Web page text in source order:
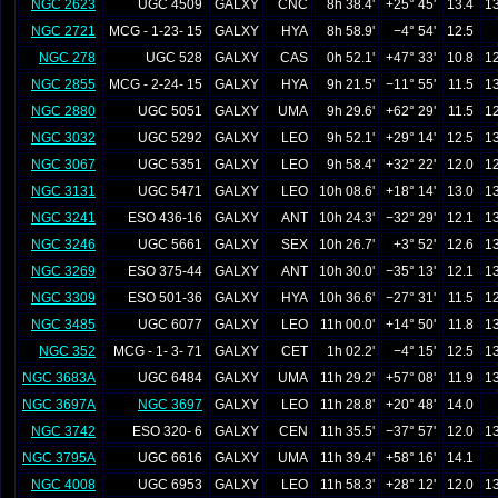
NGC 2623 UGC 4509 GALXY CNC 8h 38.4' +25° 45' 13.4
NGC 2721
MCG - 1-23- 15 GALXY HYA 8h 58.9' −4° 54'
12.5
NGC 278
UGC 528 GALXY CAS 0h 52.1' +47° 33' 10.8
NGC 2855
MCG - 2-24- 15 GALXY HYA 9h 21.5' −11° 55' 11.5
NGC 2880
UGC 5051 GALXY UMA 9h 29.6' +62° 29' 11.5
NGC 3032
UGC 5292 GALXY LEO 9h 52.1' +29° 14' 12.5
NGC 3067
UGC 5351 GALXY LEO 9h 58.4' +32° 22' 12.0
NGC 3131
UGC 5471 GALXY LEO 10h 08.6' +18° 14' 13.0
NGC 3241
ESO 436-16 GALXY ANT 10h 24.3' −32° 29' 12.1
NGC 3246
UGC 5661 GALXY SEX 10h 26.7' +3° 52' 12.6
NGC 3269
ESO 375-44 GALXY ANT 10h 30.0' −35° 13' 12.1
NGC 3309
ESO 501-36 GALXY HYA 10h 36.6' −27° 31' 11.5
NGC 3485
UGC 6077 GALXY LEO 11h 00.0' +14° 50' 11.8
NGC 352
MCG - 1- 3- 71 GALXY CET 1h 02.2' −4° 15' 12.5
NGC 3683A
UGC 6484 GALXY UMA 11h 29.2' +57° 08' 11.9
NGC 3697A
NGC 3697 GALXY LEO 11h 28.8' +20° 48'
14.0
NGC 3742
ESO 320- 6 GALXY CEN 11h 35.5' −37° 57' 12.0
NGC 3795A
UGC 6616 GALXY UMA 11h 39.4' +58° 16'
14.1
NGC 4008
UGC 6953 GALXY LEO 11h 58.3' +28° 12' 12.0